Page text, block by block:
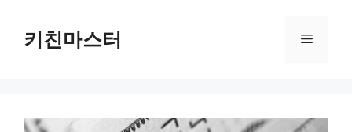
키친마스터 메